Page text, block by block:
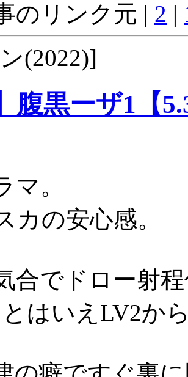
のリンク元 | 2 |
(2022)]
腹黒ーザ1【
マ。
カの安心感。
合でドロー射
はいえLV2か